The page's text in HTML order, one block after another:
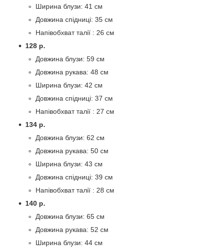
Ширина блузи: 41 см
Довжина спідниці: 35 см
Напівобхват талії : 26 см
128 р.
Довжина блузи: 59 см
Довжина рукава: 48 см
Ширина блузи: 42 см
Довжина спідниці: 37 см
Напівобхват талії : 27 см
134 р.
Довжина блузи: 62 см
Довжина рукава: 50 см
Ширина блузи: 43 см
Довжина спідниці: 39 см
Напівобхват талії : 28 см
140 р.
Довжина блузи: 65 см
Довжина рукава: 52 см
Ширина блузи: 44 см